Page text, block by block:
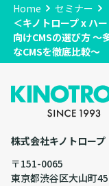
Home
セミナー
＜キノトロープ x ハ
向けCMSの選び方 〜
なCMSを徹底比較〜
株式会社キノトロープ
〒151-0065
東京都渋谷区大山町